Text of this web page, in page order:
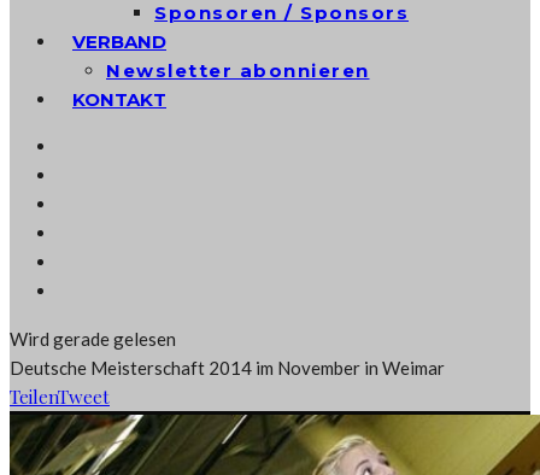
Sponsoren / Sponsors
VERBAND
Newsletter abonnieren
KONTAKT
Wird gerade gelesen
Deutsche Meisterschaft 2014 im November in Weimar
TeilenTweet